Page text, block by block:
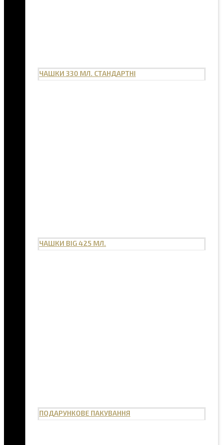
ЧАШКИ 330 МЛ. СТАНДАРТНІ
ЧАШКИ BIG 425 МЛ.
ПОДАРУНКОВЕ ПАКУВАННЯ